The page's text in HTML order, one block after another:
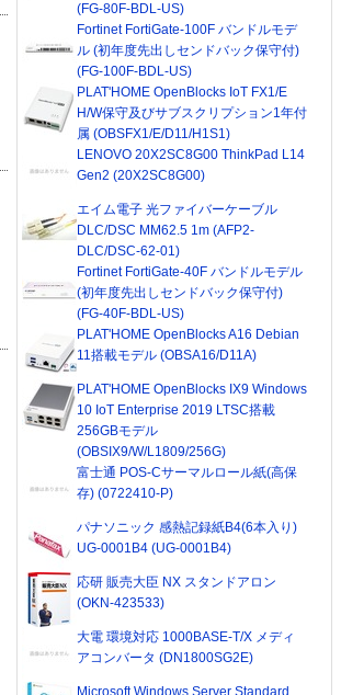
(FG-80F-BDL-US)
Fortinet FortiGate-100F バンドルモデ
ル (初年度先出しセンドバック保守付)
(FG-100F-BDL-US)
PLAT'HOME OpenBlocks IoT FX1/E
H/W保守及びサブスクリプション1年付
属 (OBSFX1/E/D11/H1S1)
LENOVO 20X2SC8G00 ThinkPad L14
Gen2 (20X2SC8G00)
エイム電子 光ファイバーケーブル
DLC/DSC MM62.5 1m (AFP2-
DLC/DSC-62-01)
Fortinet FortiGate-40F バンドルモデル
(初年度先出しセンドバック保守付)
(FG-40F-BDL-US)
PLAT'HOME OpenBlocks A16 Debian
11搭載モデル (OBSA16/D11A)
PLAT'HOME OpenBlocks IX9 Windows
10 IoT Enterprise 2019 LTSC搭載
256GBモデル
(OBSIX9/W/L1809/256G)
富士通 POS-Cサーマルロール紙(高保
存) (0722410-P)
パナソニック 感熱記録紙B4(6本入り)
UG-0001B4 (UG-0001B4)
応研 販売大臣 NX スタンドアロン
(OKN-423533)
大電 環境対応 1000BASE-T/X メディ
アコンバータ (DN1800SG2E)
Microsoft Windows Server Standard